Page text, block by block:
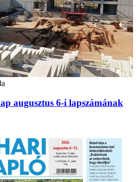
augusztus 6-i lapszámának